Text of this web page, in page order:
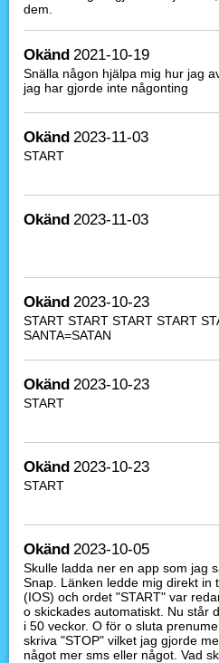
dem.
Okänd 2021-10-19
Snälla någon hjälpa mig hur jag
jag har gjorde inte någonting
Okänd 2023-11-03
START
Okänd 2023-11-03
Okänd 2023-10-23
START START START START
SANTA=SATAN
Okänd 2023-10-23
START
Okänd 2023-10-23
START
Okänd 2023-10-05
Skulle ladda ner en app som jag
Snap. Länken ledde mig direkt in
(IOS) och ordet "START" var
o skickades automatiskt. Nu står
i 50 veckor. O för o sluta
skriva "STOP" vilket jag gjorde
något mer sms eller något. Vad